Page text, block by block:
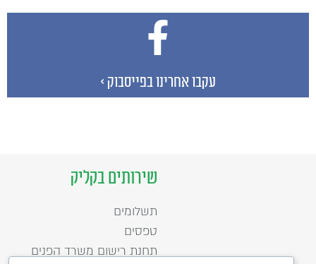
עקבו אחרינו בפייסבוק >
שירותים בקליק
תשלומים
טפסים
תחנת רישום משרד הפנים